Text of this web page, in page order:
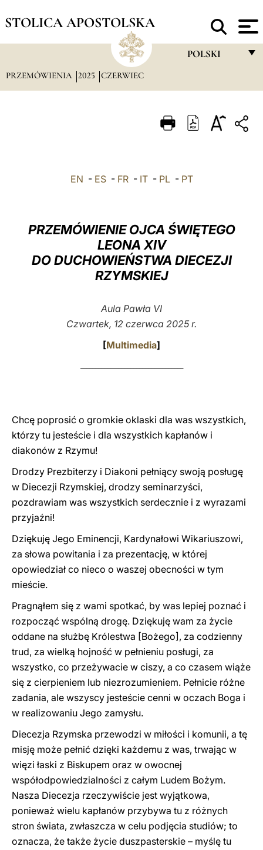
STOLICA APOSTOLSKA
POLSKI
ITALIANO
العربيّة
中文
PRZEMÓWIENIA 2025 CZERWIEC
EN - ES- FR- IT- PL- PT
PRZEMÓWIENIE OJCA ŚWIĘTEGO
LEONA XIV
DO DUCHOWIEŃSTWA DIECEZJI
RZYMSKIEJ
Aula Pawła VI
Czwartek, 12 czerwca 2025 r.
[Multimedia]
Chcę poprosić o gromkie oklaski dla was wszystkich,
którzy tu jesteście i dla wszystkich kapłanów i
diakonów z Rzymu!
Drodzy Prezbiterzy i Diakoni pełniący swoją posługę
w Diecezji Rzymskiej, drodzy seminarzyści,
pozdrawiam was wszystkich serdecznie i z wyrazami
przyjaźni!
Dziękuję Jego Eminencji, Kardynałowi Wikariuszowi,
za słowa powitania i za prezentację, w której
opowiedział co nieco o waszej obecności w tym
mieście.
Pragnąłem się z wami spotkać, by was lepiej poznać i
rozpocząć wspólną drogę. Dziękuję wam za życie
oddane na służbę Królestwa [Bożego], za codzienny
trud, za wielką hojność w pełnieniu posługi, za
wszystko, co przeżywacie w ciszy, a co czasem wiąże
się z cierpieniem lub niezrozumieniem. Pełnicie różne
zadania, ale wszyscy jesteście cenni w oczach Boga i
w realizowaniu Jego zamysłu.
Diecezja Rzymska przewodzi w miłości i komunii, a tę
misję może pełnić dzięki każdemu z was, trwając w
więzi łaski z Biskupem oraz w owocnej
współodpowiedzialności z całym Ludem Bożym.
Nasza Diecezja rzeczywiście jest wyjątkowa,
ponieważ wielu kapłanów przybywa tu z różnych
stron świata, zwłaszcza w celu podjęcia studiów; to
oznacza, że także życie duszpasterskie – myślę tu